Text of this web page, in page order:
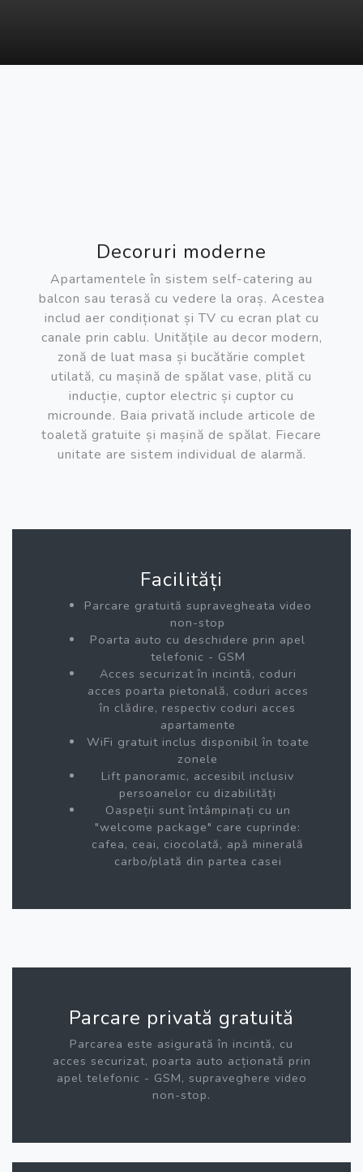
Decoruri moderne
Apartamentele în sistem self-catering au
balcon sau terasă cu vedere la oraș. Acestea
includ aer condiționat și TV cu ecran plat cu
canale prin cablu. Unitățile au decor modern,
zonă de luat masa și bucătărie complet
utilată, cu mașină de spălat vase, plită cu
inducție, cuptor electric și cuptor cu
microunde. Baia privată include articole de
toaletă gratuite și mașină de spălat. Fiecare
unitate are sistem individual de alarmă.
Facilități
Parcare gratuită supravegheata video
non-stop
Poarta auto cu deschidere prin apel
telefonic - GSM
Acces securizat în incintă, coduri
acces poarta pietonală, coduri acces
în clădire, respectiv coduri acces
apartamente
WiFi gratuit inclus disponibil în toate
zonele
Lift panoramic, accesibil inclusiv
persoanelor cu dizabilități
Oaspeții sunt întâmpinați cu un
"welcome package" care cuprinde:
cafea, ceai, ciocolată, apă minerală
carbo/plată din partea casei
Parcare privată gratuită
Parcarea este asigurată în incintă, cu
acces securizat, poarta auto acționată prin
apel telefonic - GSM, supraveghere video
non-stop.